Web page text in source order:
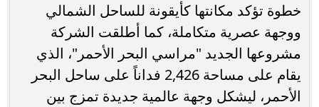
خطوة تؤكد مكانتها كأيقونة للساحل الشمالي
ووجهة عصرية متكاملة، كما أطلقت الشركة
مشروعها الجديد "مراسي البحر الأحمر"، الذي
يقام على مساحة 2,426 فداناً على ساحل البحر
الأحمر، ليشكل وجهة عالمية جديدة تمزج بين